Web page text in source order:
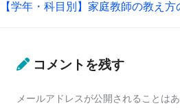
【学年・科目別】家庭教師の教え方
コメントを残す
メールアドレスが公開されることはあ